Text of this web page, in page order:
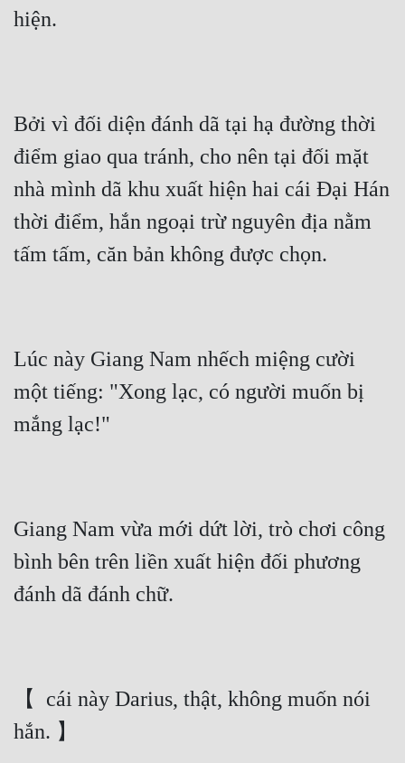
hiện.
Bởi vì đối diện đánh dã tại hạ đường thời
điểm giao qua tránh, cho nên tại đối mặt
nhà mình dã khu xuất hiện hai cái Đại Hán
thời điểm, hắn ngoại trừ nguyên địa nằm
tấm tấm, căn bản không được chọn.
Lúc này Giang Nam nhếch miệng cười
một tiếng: "Xong lạc, có người muốn bị
mắng lạc!"
Giang Nam vừa mới dứt lời, trò chơi công
bình bên trên liền xuất hiện đối phương
đánh dã đánh chữ.
【  cái này Darius, thật, không muốn nói
hắn. 】